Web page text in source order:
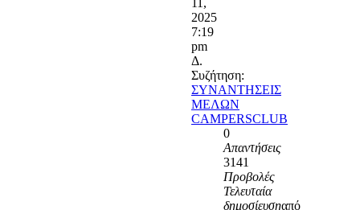
11,
2025
7:19
pm
Δ.
Συζήτηση:
ΣΥΝΑΝΤΗΣΕΙΣ
ΜΕΛΩΝ
CAMPERSCLUB
0
Απαντήσεις
3141
Προβολές
Τελευταία
δημοσίευσηαπό